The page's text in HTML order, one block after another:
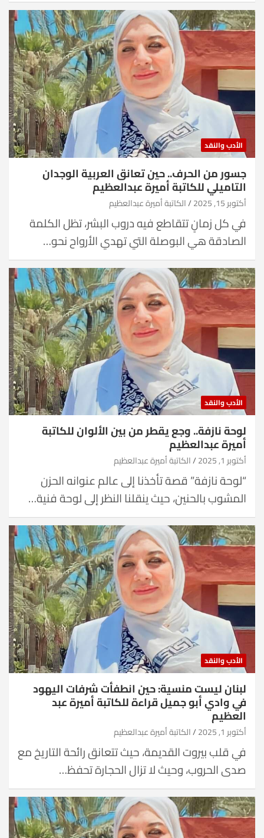
الأدب والنقد
جسور من الحرف.. حين تعانق العربية الوجدان
التاميلي للكاتبة أميرة عبدالعظيم
أكتوبر 15, 2025 الكاتبة أميرة عبدالعظيم
في كل زمانٍ تتقاطع فيه دروب البشر، تظل الكلمة
الصادقة هي البوصلة التي تهدي الأرواح نحو…
الأدب والنقد
لوحة نازفة.. وجع يقطر من بين الألوان للكاتبة
أميرة عبدالعظيم
أكتوبر 1, 2025 الكاتبة أميرة عبدالعظيم
“لوحة نازفة” قصة تأخذنا إلى عالم عنوانه الحزن
المشوب بالحنين، حيث ينقلنا النظر إلى لوحة فنية…
الأدب والنقد
لبنان ليست منسية: حين انطفأت شرفات اليهود
في وادي أبو جميل قراءة للكاتبة أميرة عبد
العظيم
أكتوبر 1, 2025 الكاتبة أميرة عبدالعظيم
في قلب بيروت القديمة، حيث تتعانق رائحة التاريخ مع
صدى الحروب، وحيث لا تزال الحجارة تحفظ…